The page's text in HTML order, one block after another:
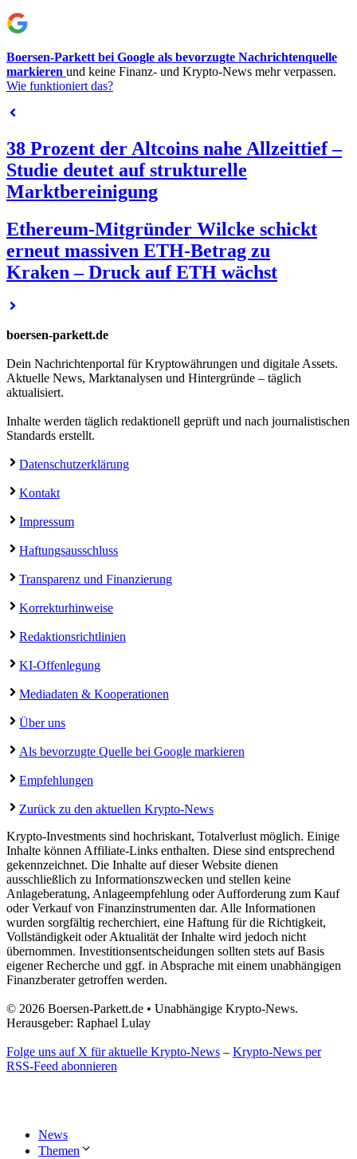
Boersen-Parkett bei Google als bevorzugte Nachrichtenquelle
markieren und keine Finanz- und Krypto-News mehr verpassen.
Wie funktioniert das?
38 Prozent der Altcoins nahe Allzeittief –
Studie deutet auf strukturelle
Marktbereinigung
Ethereum-Mitgründer Wilcke schickt
erneut massiven ETH-Betrag zu
Kraken – Druck auf ETH wächst
boersen-parkett.de
Dein Nachrichtenportal für Kryptowährungen und digitale Assets.
Aktuelle News, Marktanalysen und Hintergründe – täglich
aktualisiert.
Inhalte werden täglich redaktionell geprüft und nach journalistischen
Standards erstellt.
Datenschutzerklärung
Kontakt
Impressum
Haftungsausschluss
Transparenz und Finanzierung
Korrekturhinweise
Redaktionsrichtlinien
KI-Offenlegung
Mediadaten & Kooperationen
Über uns
Als bevorzugte Quelle bei Google markieren
Empfehlungen
Zurück zu den aktuellen Krypto-News
Krypto-Investments sind hochriskant, Totalverlust möglich. Einige
Inhalte können Affiliate-Links enthalten. Diese sind entsprechend
gekennzeichnet. Die Inhalte auf dieser Website dienen
ausschließlich zu Informationszwecken und stellen keine
Anlageberatung, Anlageempfehlung oder Aufforderung zum Kauf
oder Verkauf von Finanzinstrumenten dar. Alle Informationen
wurden sorgfältig recherchiert, eine Haftung für die Richtigkeit,
Vollständigkeit oder Aktualität der Inhalte wird jedoch nicht
übernommen. Investitionsentscheidungen sollten stets auf Basis
eigener Recherche und ggf. in Absprache mit einem unabhängigen
Finanzberater getroffen werden.
© 2026 Boersen-Parkett.de • Unabhängige Krypto-News.
Herausgeber: Raphael Lulay
Folge uns auf X für aktuelle Krypto-News – Krypto-News per
RSS-Feed abonnieren
News
Themen